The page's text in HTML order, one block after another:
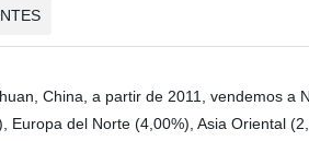
China, a partir de 2011, vendemos
Europa del Norte (4,00%), Asia Oriental